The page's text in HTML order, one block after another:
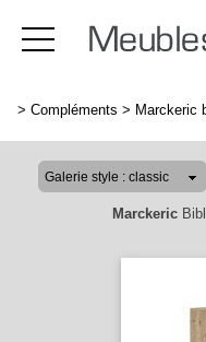
> Compléments > Marckeric
Marckeric